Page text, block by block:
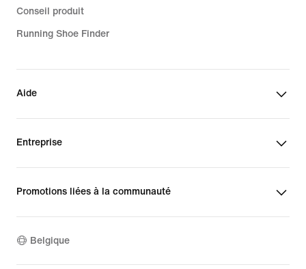
Conseil produit
Running Shoe Finder
Aide
Entreprise
Promotions liées à la communauté
Belgique